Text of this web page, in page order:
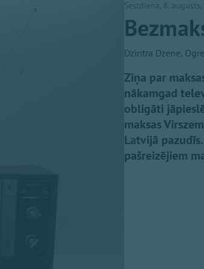
Sestdiena, 8.
Dzintra Dzene,
Ziņa par
nākamgad
obligāti
maksas
Latvijā
pašreizējiem